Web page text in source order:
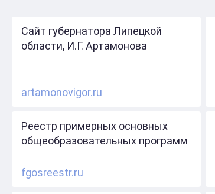
Сайт губернатора Липецкой
области, И.Г. Артамонова
artamonovigor.ru
Реестр примерных основных
общеобразовательных программ
fgosreestr.ru